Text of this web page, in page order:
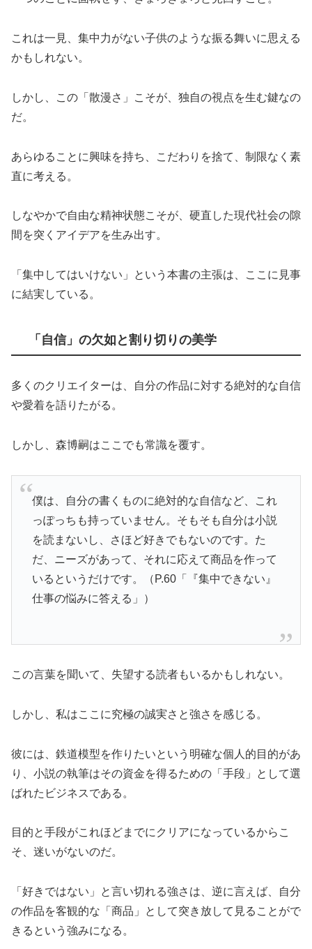
これは一見、集中力がない子供のような振る舞いに思える
かもしれない。
しかし、この「散漫さ」こそが、独自の視点を生む鍵なの
だ。
あらゆることに興味を持ち、こだわりを捨て、制限なく素
直に考える。
しなやかで自由な精神状態こそが、硬直した現代社会の隙
間を突くアイデアを生み出す。
「集中してはいけない」という本書の主張は、ここに見事
に結実している。
「自信」の欠如と割り切りの美学
多くのクリエイターは、自分の作品に対する絶対的な自信
や愛着を語りたがる。
しかし、森博嗣はここでも常識を覆す。
僕は、自分の書くものに絶対的な自信など、これ
っぽっちも持っていません。そもそも自分は小説
を読まないし、さほど好きでもないのです。た
だ、ニーズがあって、それに応えて商品を作って
いるというだけです。（P.60「『集中できない』
仕事の悩みに答える」）
この言葉を聞いて、失望する読者もいるかもしれない。
しかし、私はここに究極の誠実さと強さを感じる。
彼には、鉄道模型を作りたいという明確な個人的目的があ
り、小説の執筆はその資金を得るための「手段」として選
ばれたビジネスである。
目的と手段がこれほどまでにクリアになっているからこ
そ、迷いがないのだ。
「好きではない」と言い切れる強さは、逆に言えば、自分
の作品を客観的な「商品」として突き放して見ることがで
きるという強みになる。